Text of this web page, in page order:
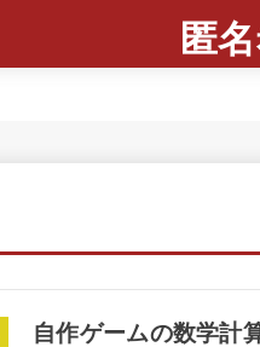
匿
自作ゲームの数学計